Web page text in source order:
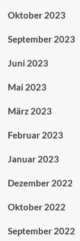
Oktober 2023
September 2023
Juni 2023
Mai 2023
März 2023
Februar 2023
Januar 2023
Dezember 2022
Oktober 2022
September 2022